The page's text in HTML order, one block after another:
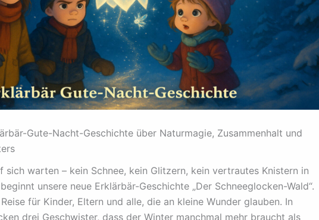
Gute-Nacht-Geschichte über Naturmagie, Zusammenhalt und
sich warten – kein Schnee, kein Glitzern, kein vertrautes Knistern in
unsere neue Erklärbär-Geschichte „Der Schneeglocken-Wald“.
für Kinder, Eltern und alle, die an kleine Wunder glauben. In
drei Geschwister, dass der Winter manchmal mehr braucht als